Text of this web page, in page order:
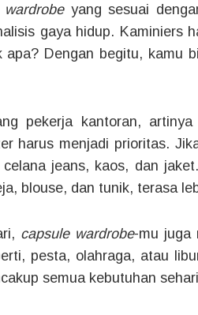
wardrobe yang sesuai
gaya hidup. Kaminiers
Dengan begitu, kamu
pekerja kantoran,
harus menjadi prioritas.
jeans, kaos, dan
blouse, dan tunik, terasa
capsule wardrobe-mu juga
pesta, olahraga, atau
semua kebutuhan